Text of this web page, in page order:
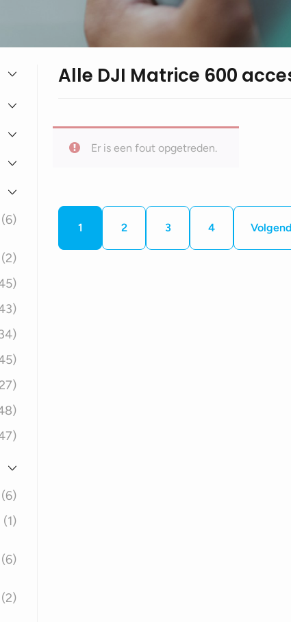
(6)
(2)
(6)
(1)
(6)
(2)
Alle DJI Matrice 600
Er is een fout opgetreden.
1 2 3 4